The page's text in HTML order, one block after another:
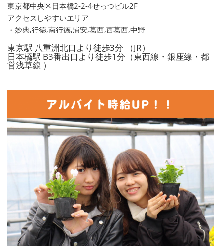
東京都中央区日本橋2-2-4せっつビル2F
アクセスしやすいエリア
・妙典,行徳,南行徳,浦安,葛西,西葛西,中野
東京駅 八重洲北口より徒歩3分 （JR）
日本橋駅 B3番出口より徒歩1分（東西線・銀座線・都
営浅草線 ）